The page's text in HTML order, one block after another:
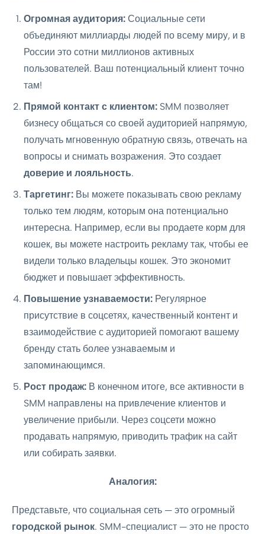
Огромная аудитория: Социальные сети
объединяют миллиарды людей по всему миру, и в
России это сотни миллионов активных
пользователей. Ваш потенциальный клиент точно
там!
Прямой контакт с клиентом: SMM позволяет
бизнесу общаться со своей аудиторией напрямую,
получать мгновенную обратную связь, отвечать на
вопросы и снимать возражения. Это создает
доверие и лояльность.
Таргетинг: Вы можете показывать свою рекламу
только тем людям, которым она потенциально
интересна. Например, если вы продаете корм для
кошек, вы можете настроить рекламу так, чтобы ее
видели только владельцы кошек. Это экономит
бюджет и повышает эффективность.
Повышение узнаваемости: Регулярное
присутствие в соцсетях, качественный контент и
взаимодействие с аудиторией помогают вашему
бренду стать более узнаваемым и
запоминающимся.
Рост продаж: В конечном итоге, все активности в
SMM направлены на привлечение клиентов и
увеличение прибыли. Через соцсети можно
продавать напрямую, приводить трафик на сайт
или собирать заявки.
Аналогия:
Представьте, что социальная сеть — это огромный
городской рынок. SMM-специалист — это не просто